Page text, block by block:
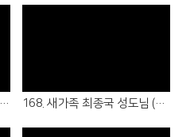
169. 새가족 이화 성도님 (26.07.19 - 5여전도회) 168. 새가족 최종국 성도님 (26.07.05 - 5남전도회)